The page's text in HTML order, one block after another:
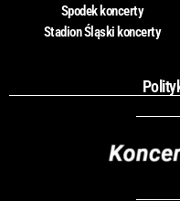
Spodek koncerty
Stadion Śląski koncerty